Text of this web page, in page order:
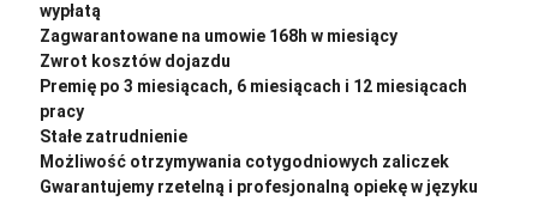
wypłatą
Zagwarantowane na umowie 168h w miesiący
Zwrot kosztów dojazdu
Premię po 3 miesiącach, 6 miesiącach i 12 miesiącach
pracy
Stałe zatrudnienie
Możliwość otrzymywania cotygodniowych zaliczek
Gwarantujemy rzetelną i profesjonalną opiekę w języku